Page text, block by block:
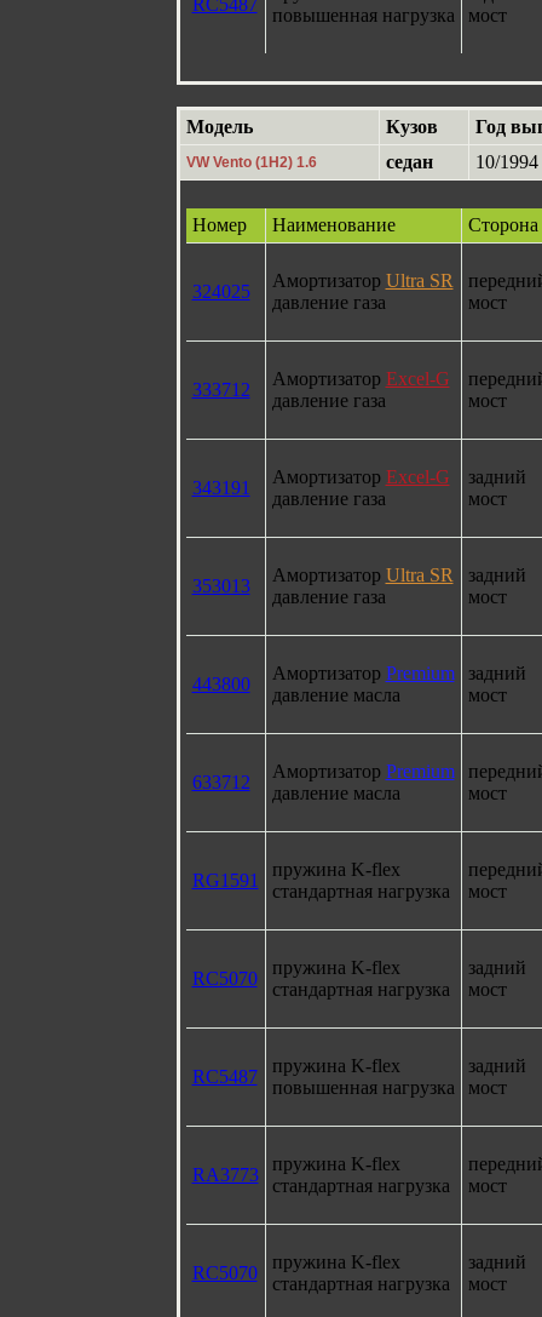
повышенная нагрузка
мост
Модель Кузов Год
VW Vento (1H2) 1.6 седан 10/
Номер Наименование Сторона
324025
Амортизатор Ultra SR
давление газа
мост
333712
Амортизатор Excel-G
давление газа
мост
343191
Амортизатор Excel-G
давление газа
задний
мост
353013
Амортизатор Ultra SR
давление газа
задний
мост
443800
Амортизатор Premium
давление масла
задний
мост
633712
Амортизатор Premium
давление масла
мост
RG1591
пружина K-flex
стандартная нагрузка
мост
RC5070
пружина K-flex
стандартная нагрузка
задний
мост
RC5487
пружина K-flex
повышенная нагрузка
задний
мост
RA3773
пружина K-flex
стандартная нагрузка
мост
RC5070
пружина K-flex
стандартная нагрузка
задний
мост